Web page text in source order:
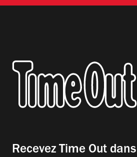
Recevez Time Out